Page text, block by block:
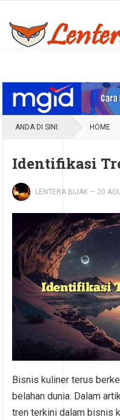
ANDA DI SINI: HOME
Identifikasi
LENTERA BIJAK — 20
Bisnis kuliner terus
belahan dunia. Dalam
tren terkini dalam bisnis